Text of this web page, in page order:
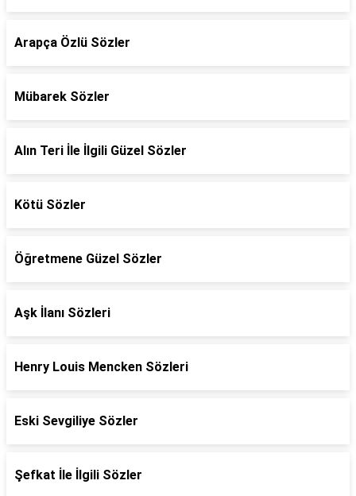
Arapça Özlü Sözler
Mübarek Sözler
Alın Teri İle İlgili Güzel Sözler
Kötü Sözler
Öğretmene Güzel Sözler
Aşk İlanı Sözleri
Henry Louis Mencken Sözleri
Eski Sevgiliye Sözler
Şefkat İle İlgili Sözler